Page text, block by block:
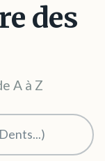
des
A à Z